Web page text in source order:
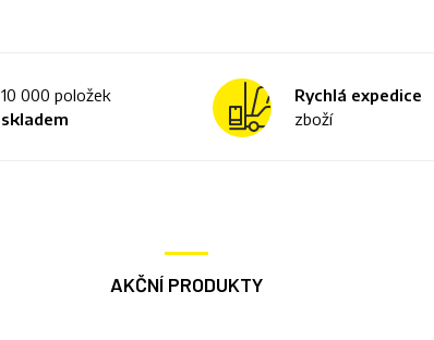
10 000 položek
skladem
Rychlá expedice
zboží
AKČNÍ PRODUKTY